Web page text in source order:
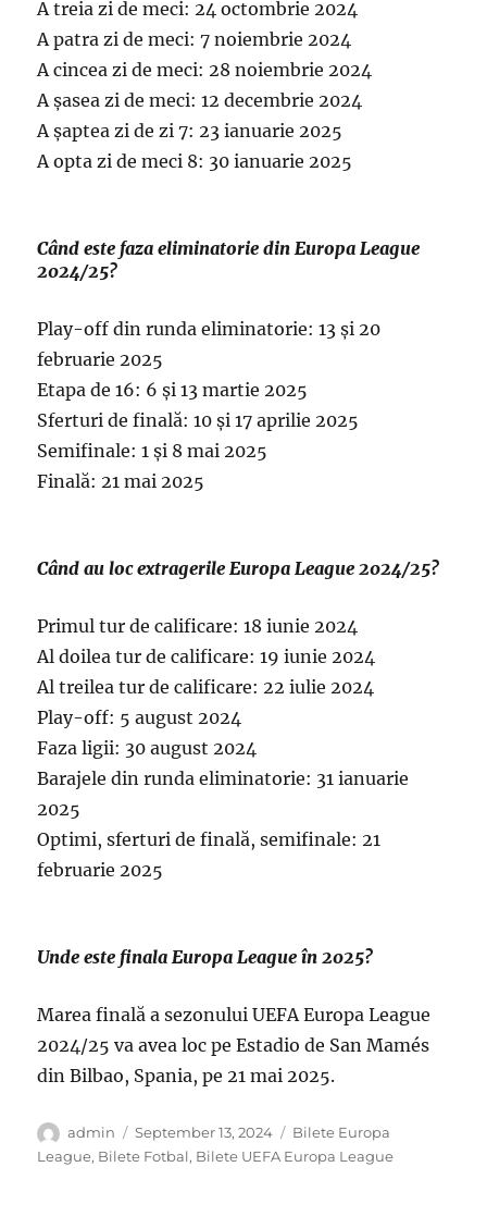
A treia zi de meci: 24 octombrie 2024
A patra zi de meci: 7 noiembrie 2024
A cincea zi de meci: 28 noiembrie 2024
A șasea zi de meci: 12 decembrie 2024
A șaptea zi de zi 7: 23 ianuarie 2025
A opta zi de meci 8: 30 ianuarie 2025
Când este faza eliminatorie din Europa League
2024/25?
Play-off din runda eliminatorie: 13 și 20
februarie 2025
Etapa de 16: 6 și 13 martie 2025
Sferturi de finală: 10 și 17 aprilie 2025
Semifinale: 1 și 8 mai 2025
Finală: 21 mai 2025
Când au loc extragerile Europa League 2024/25?
Primul tur de calificare: 18 iunie 2024
Al doilea tur de calificare: 19 iunie 2024
Al treilea tur de calificare: 22 iulie 2024
Play-off: 5 august 2024
Faza ligii: 30 august 2024
Barajele din runda eliminatorie: 31 ianuarie
2025
Optimi, sferturi de finală, semifinale: 21
februarie 2025
Unde este finala Europa League în 2025?
Marea finală a sezonului UEFA Europa League
2024/25 va avea loc pe Estadio de San Mamés
din Bilbao, Spania, pe 21 mai 2025.
Author
admin
Posted
on
September 13, 2024 Categories
Bilete Europa
League, Bilete Fotbal, Bilete UEFA Europa League